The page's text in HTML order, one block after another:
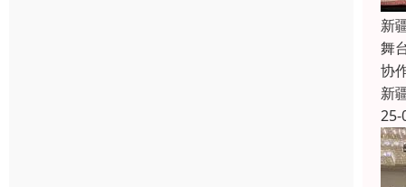
新
舞
协
新
25-